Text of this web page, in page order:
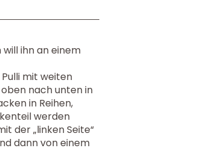
will ihn an einem
mit weiten
nach unten in
in Reihen,
werden
der „linken Seite“
dann von einem